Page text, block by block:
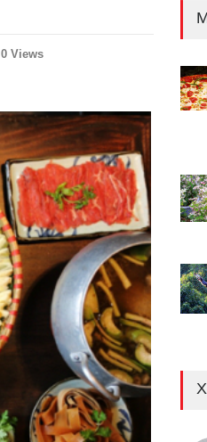
0 Views